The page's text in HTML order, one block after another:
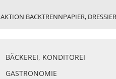
AKTION BACKTRENNPAPIER,
BÄCKEREI, KONDITOREI
GASTRONOMIE